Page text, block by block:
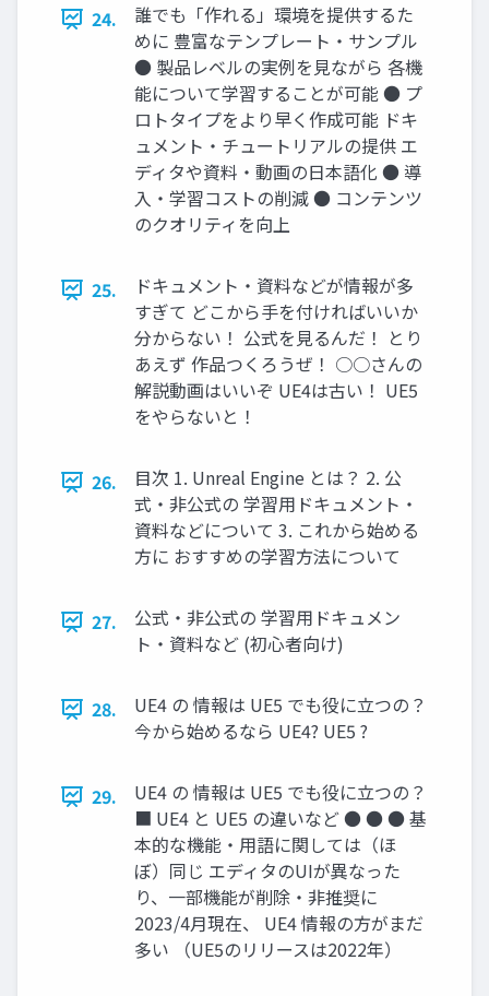
24.
誰でも「作れる」環境を提供するた
めに 豊富なテンプレート・サンプル
● 製品レベルの実例を見ながら 各機
能について学習することが可能 ● プ
ロトタイプをより早く作成可能 ドキ
ュメント・チュートリアルの提供 エ
ディタや資料・動画の日本語化 ● 導
入・学習コストの削減 ● コンテンツ
のクオリティを向上
25.
ドキュメント・資料などが情報が多
すぎて どこから手を付ければいいか
分からない！ 公式を見るんだ！ とり
あえず 作品つくろうぜ！ ○○さんの
解説動画はいいぞ UE4は古い！ UE5
をやらないと！
26.
目次 1. Unreal Engine とは？ 2. 公
式・非公式の 学習用ドキュメント・
資料などについて 3. これから始める
方に おすすめの学習方法について
27.
公式・非公式の 学習用ドキュメン
ト・資料など (初心者向け)
28.
UE4 の 情報は UE5 でも役に立つの？
今から始めるなら UE4? UE5 ?
29.
UE4 の 情報は UE5 でも役に立つの？
■ UE4 と UE5 の違いなど ● ● ● 基
本的な機能・用語に関しては（ほ
ぼ）同じ エディタのUIが異なった
り、一部機能が削除・非推奨に
2023/4月現在、 UE4 情報の方がまだ
多い （UE5のリリースは2022年）